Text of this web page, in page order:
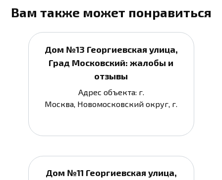
Вам также может понравиться
Дом №13 Георгиевская улица,
Град Московский: жалобы и
отзывы
Адрес объекта: г.
Москва, Новомосковский округ, г.
Дом №11 Георгиевская улица,